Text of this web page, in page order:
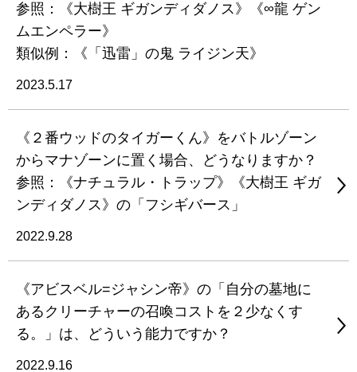
参照：《大樹王 ギガンディダノス》《∞龍 ゲン
ムエンペラー》
類似例：《「迅雷」の鬼 ライジン天》
2023.5.17
《２番ウッドのタイガーくん》をバトルゾーン
からマナゾーンに置く場合、どうなりますか？
参照：《ナチュラル・トラップ》《大樹王 ギガ
ンディダノス》の「フシギバース」
2022.9.28
《アビスベル=ジャシン帝》の「自分の墓地に
あるクリーチャーの召喚コストを２少なくす
る。」は、どういう能力ですか？
2022.9.16